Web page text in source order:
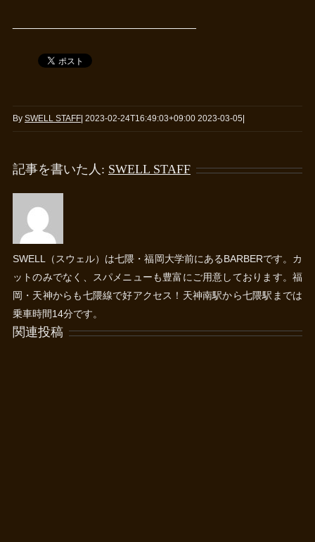
By SWELL STAFF 2023-02-24T16:49:03+09:00 2023-03-05
記事を書いた人: SWELL STAFF
SWELL（スウェル）は七隈・福岡大学前にあるBARBERです。カ
ットのみでなく、スパメニューも豊富にご用意しております。福
岡・天神からも七隈線で好アクセス！天神南駅から七隈駅までは
乗車時間14分です。
関連投稿